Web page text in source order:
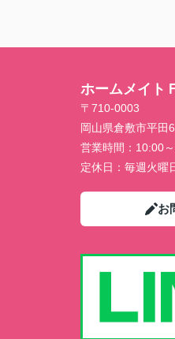
ホームメイト
〒710-0003
岡山県倉敷市平田
営業時間： 10:00
定休日： 毎週火曜
お